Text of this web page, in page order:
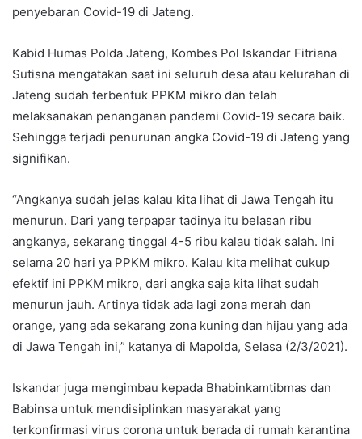
penyebaran Covid-19 di Jateng.
Kabid Humas Polda Jateng, Kombes Pol Iskandar Fitriana
Sutisna mengatakan saat ini seluruh desa atau kelurahan di
Jateng sudah terbentuk PPKM mikro dan telah
melaksanakan penanganan pandemi Covid-19 secara baik.
Sehingga terjadi penurunan angka Covid-19 di Jateng yang
signifikan.
“Angkanya sudah jelas kalau kita lihat di Jawa Tengah itu
menurun. Dari yang terpapar tadinya itu belasan ribu
angkanya, sekarang tinggal 4-5 ribu kalau tidak salah. Ini
selama 20 hari ya PPKM mikro. Kalau kita melihat cukup
efektif ini PPKM mikro, dari angka saja kita lihat sudah
menurun jauh. Artinya tidak ada lagi zona merah dan
orange, yang ada sekarang zona kuning dan hijau yang ada
di Jawa Tengah ini,” katanya di Mapolda, Selasa (2/3/2021).
Iskandar juga mengimbau kepada Bhabinkamtibmas dan
Babinsa untuk mendisiplinkan masyarakat yang
terkonfirmasi virus corona untuk berada di rumah karantina